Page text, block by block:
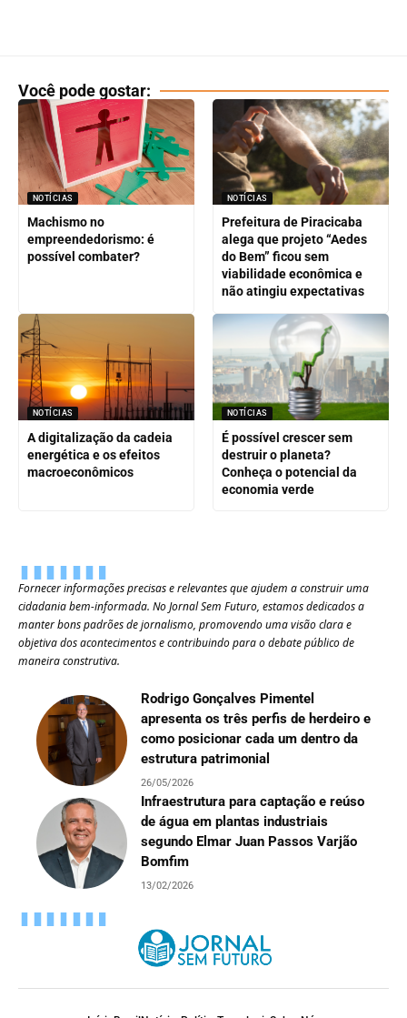
Você pode gostar:
NOTÍCIAS
Machismo no
empreendedorismo: é
possível combater?
NOTÍCIAS
Prefeitura de Piracicaba
alega que projeto “Aedes
do Bem” ficou sem
viabilidade econômica e
não atingiu expectativas
NOTÍCIAS
A digitalização da cadeia
energética e os efeitos
macroeconômicos
NOTÍCIAS
É possível crescer sem
destruir o planeta?
Conheça o potencial da
economia verde
Fornecer informações precisas e relevantes que ajudem a construir uma
cidadania bem-informada. No Jornal Sem Futuro, estamos dedicados a
manter bons padrões de jornalismo, promovendo uma visão clara e
objetiva dos acontecimentos e contribuindo para o debate público de
maneira construtiva.
Rodrigo Gonçalves Pimentel
apresenta os três perfis de herdeiro e
como posicionar cada um dentro da
estrutura patrimonial
26/05/2026
Infraestrutura para captação e reúso
de água em plantas industriais
segundo Elmar Juan Passos Varjão
Bomfim
13/02/2026